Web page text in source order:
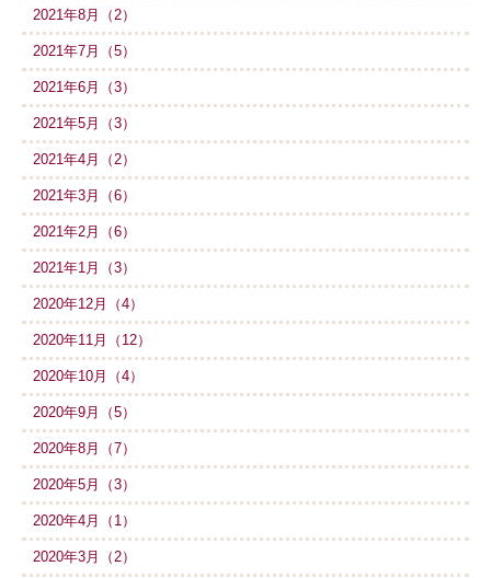
2021年8月（2）
2021年7月（5）
2021年6月（3）
2021年5月（3）
2021年4月（2）
2021年3月（6）
2021年2月（6）
2021年1月（3）
2020年12月（4）
2020年11月（12）
2020年10月（4）
2020年9月（5）
2020年8月（7）
2020年5月（3）
2020年4月（1）
2020年3月（2）